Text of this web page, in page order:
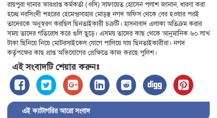
রায়পুরা থানার ভারপ্রাপ্ত কর্মকর্তা (ওসি) সাফায়েত হোসেন পলাশ জানান, ধারণা করা
হচ্ছে নরসিংদী শহরের হেমেন্দ্রসাহার মোড়স্থ নগদ অফিস থেকে বের হওয়ার পরই
তাদেরকে অনুস্বরণ করছিল ছিনতাইকারী চক্রটি। হাসনাবাদ এলাকা অতিক্রম করার
সময় তাদের গতিরোধ করে গুলি ছুড়ে। এসময় তাদের কাছ থেকে আনুমানিক ৬০ লাখ
টাকা ছিনিয়ে নিয়ে মোটরসাইকেল যোগে পালিয়ে যায় ছিনতাইকারীরা। নগদ
কর্তৃপক্ষের কাছ প্রাপ্ত অভিযোগের প্রেক্ষিতে কাজ করছে পুলিশ।
এই সংবাদটি শেয়ার করুনঃ
এই ক্যাটাগরির আরো সংবাদ